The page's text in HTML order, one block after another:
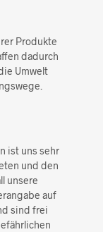
Produkte
dadurch
Umwelt
ist uns sehr
und den
unsere
auf
sind frei